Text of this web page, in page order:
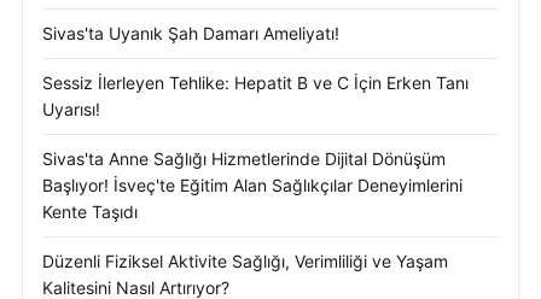
Sivas'ta Uyanık Şah Damarı Ameliyatı!
Sessiz İlerleyen Tehlike: Hepatit B ve C İçin Erken Tanı
Uyarısı!
Sivas'ta Anne Sağlığı Hizmetlerinde Dijital Dönüşüm
Başlıyor! İsveç'te Eğitim Alan Sağlıkçılar Deneyimlerini
Kente Taşıdı
Düzenli Fiziksel Aktivite Sağlığı, Verimliliği ve Yaşam
Kalitesini Nasıl Artırıyor?